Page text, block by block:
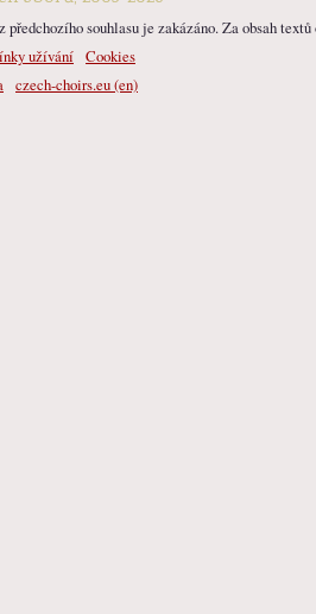
předchozího souhlasu je zakázáno. Za obsah
užívání Cookies
czech-choirs.eu (en)